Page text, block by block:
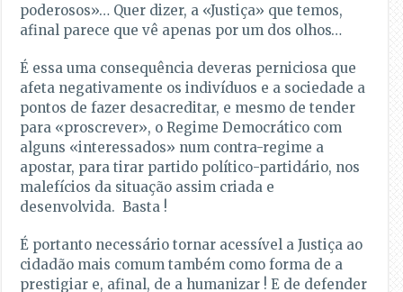
poderosos»… Quer dizer, a «Justiça» que temos,
afinal parece que vê apenas por um dos olhos…
É essa uma consequência deveras perniciosa que
afeta negativamente os indivíduos e a sociedade a
pontos de fazer desacreditar, e mesmo de tender
para «proscrever», o Regime Democrático com
alguns «interessados» num contra-regime a
apostar, para tirar partido político-partidário, nos
malefícios da situação assim criada e
desenvolvida. Basta !
É portanto necessário tornar acessível a Justiça ao
cidadão mais comum também como forma de a
prestigiar e, afinal, de a humanizar ! E de defender